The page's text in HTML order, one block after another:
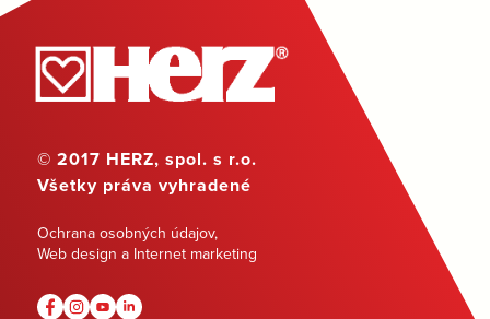
© 2017 HERZ, spol. s r.o.
Všetky práva vyhradené
Ochrana osobných údajov,
Web design a Internet marketing